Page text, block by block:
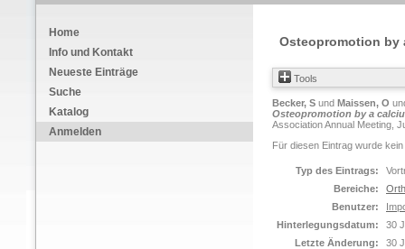
Home
Info und Kontakt
Neueste Einträge
Suche
Katalog
Anmelden
Osteopromotion by
Tools
Becker, S und Maissen, O
Osteopromotion by a
Association Annual Meeting,
Für diesen Eintrag wurde
Typ des Eintrags:
Bereiche:
Benutzer:
Hinterlegungsdatum:
30
Letzte Änderung:
30